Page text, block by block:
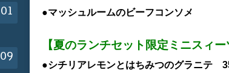
●マッシュルームのビーフコンソメ
【夏のランチセット限定ミニスィー
●シチリアレモンとはちみつのグラニテ
01
09